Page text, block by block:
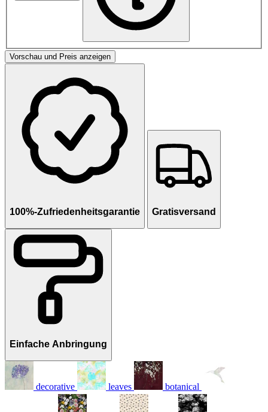
Vorschau und Preis anzeigen
100%-Zufriedenheitsgarantie Gratisversand
Einfache Anbringung
decorative leaves botanical